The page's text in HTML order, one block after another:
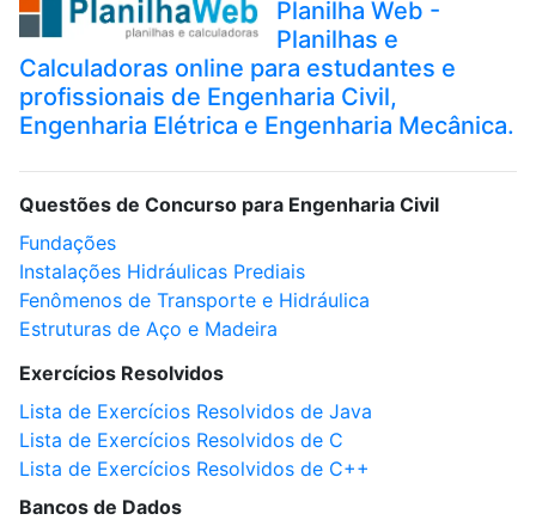
Planilha Web -
Planilhas e
Calculadoras online para estudantes e
profissionais de Engenharia Civil,
Engenharia Elétrica e Engenharia Mecânica.
Questões de Concurso para Engenharia Civil
Fundações
Instalações Hidráulicas Prediais
Fenômenos de Transporte e Hidráulica
Estruturas de Aço e Madeira
Exercícios Resolvidos
Lista de Exercícios Resolvidos de Java
Lista de Exercícios Resolvidos de C
Lista de Exercícios Resolvidos de C++
Bancos de Dados